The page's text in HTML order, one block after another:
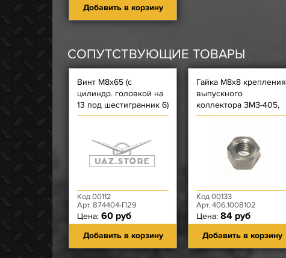
Добавить в корзину
СОПУТСТВУЮЩИЕ ТОВАРЫ
Винт М8х65 (с
цилиндр. головкой на
13 под шестигранник 6)
крышки цепи длинный,
Код 00112
Арт. 874404-П29
Цена: 60 руб
Добавить в корзину
Гайка М8х8 крепления
выпускного
коллектора ЗМЗ-405,
406, 409, креп. вып
Код 00133
Арт. 406.1008102
Цена: 84 руб
Добавить в корзину